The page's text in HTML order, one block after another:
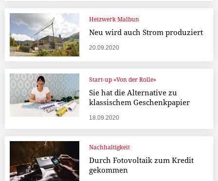
Heizwerk Malbun
Neu wird auch Strom produziert
20.09.2020
Start-up «Von der Rolle»
Sie hat die Alternative zu
klassischem Geschenkpapier
18.09.2020
Nachhaltigkeit
Durch Fotovoltaik zum Kredit
gekommen